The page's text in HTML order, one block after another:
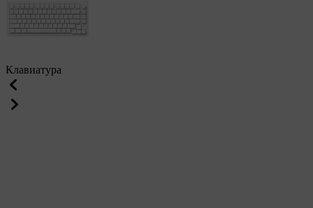
Клавиатура